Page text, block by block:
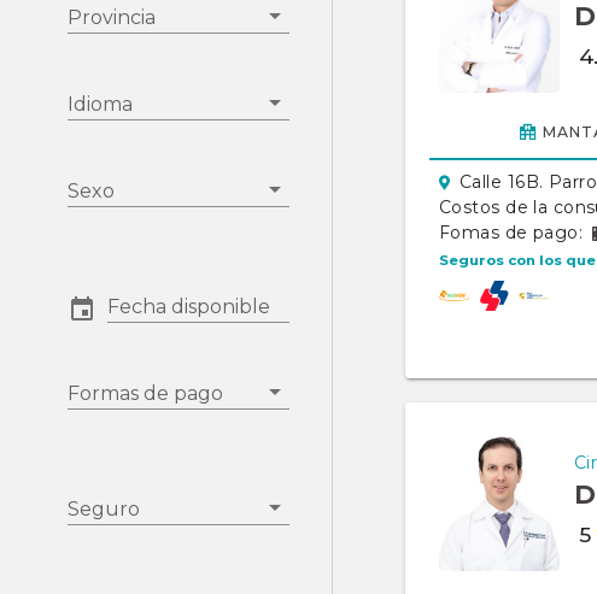
Provincia
Idioma
Sexo
Fecha disponible
Formas de pago
Seguro
Calle 16B.
Costos de la
Fomas de pago:
Seguros con los
5